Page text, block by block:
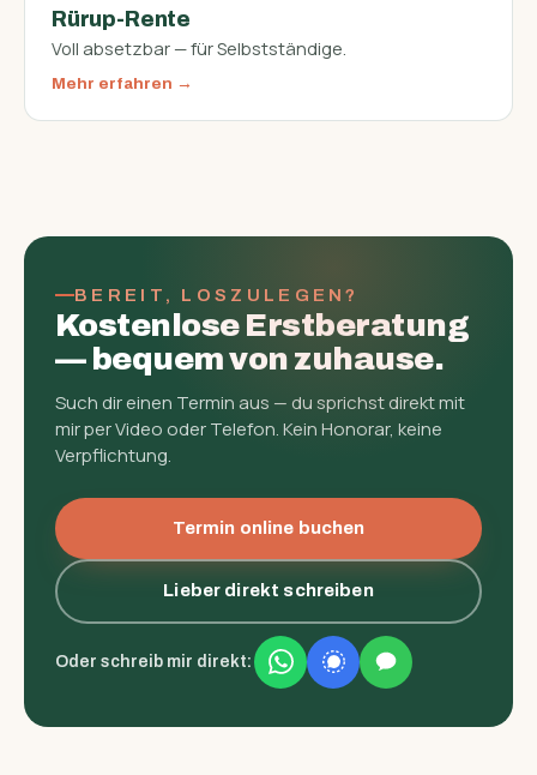
Rürup-Rente
Voll absetzbar — für Selbstständige.
Mehr erfahren
BEREIT, LOSZULEGEN?
Kostenlose Erst­beratung
— bequem von zuhause.
Such dir einen Termin aus — du sprichst direkt mit
mir per Video oder Telefon. Kein Honorar, keine
Verpflichtung.
Termin online buchen
Lieber direkt schreiben
Oder schreib mir direkt: